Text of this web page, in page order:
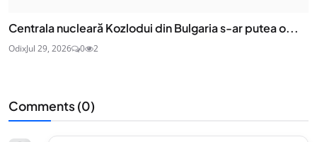
Centrala nucleară Kozlodui din Bulgaria s-ar putea o...
OdixJul 29, 2026 0 2
Comments (0)